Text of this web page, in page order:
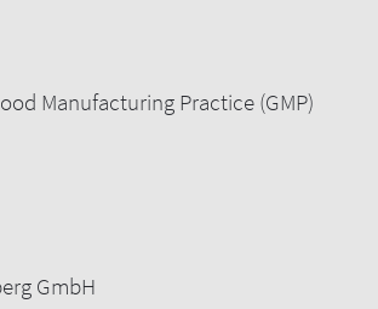
Manufacturing Practice (GMP)
GmbH